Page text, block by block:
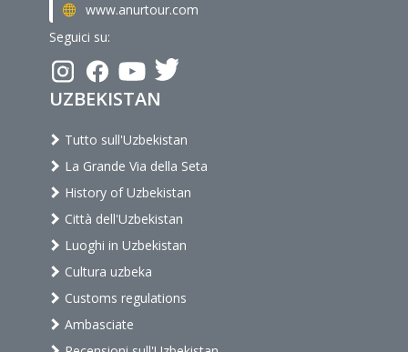
www.anurtour.com
Seguici su:
UZBEKISTAN
Tutto sull'Uzbekistan
La Grande Via della Seta
History of Uzbekistan
Città dell'Uzbekistan
Luoghi in Uzbekistan
Cultura uzbeka
Customs regulations
Ambasciate